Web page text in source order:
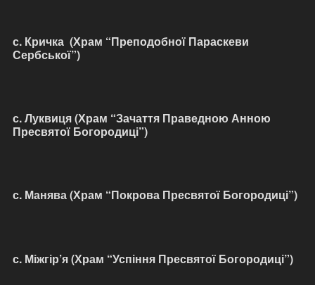
с. Кричка (Храм “Преподобної Параскеви
Сербської”)
с. Луквиця (Храм “Зачаття Праведною Анною
Пресвятої Богородиці”)
с. Манява (Храм “Покрова Пресвятої Богородиці”)
с. Міжгір’я (Храм “Успіння Пресвятої Богородиці”)